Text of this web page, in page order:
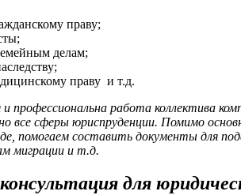
праву;
делам;
праву и т.д.
работа коллектива
все сферы юриспруденции. Помимо
помогаем составить документы для
миграции и т.д.
для